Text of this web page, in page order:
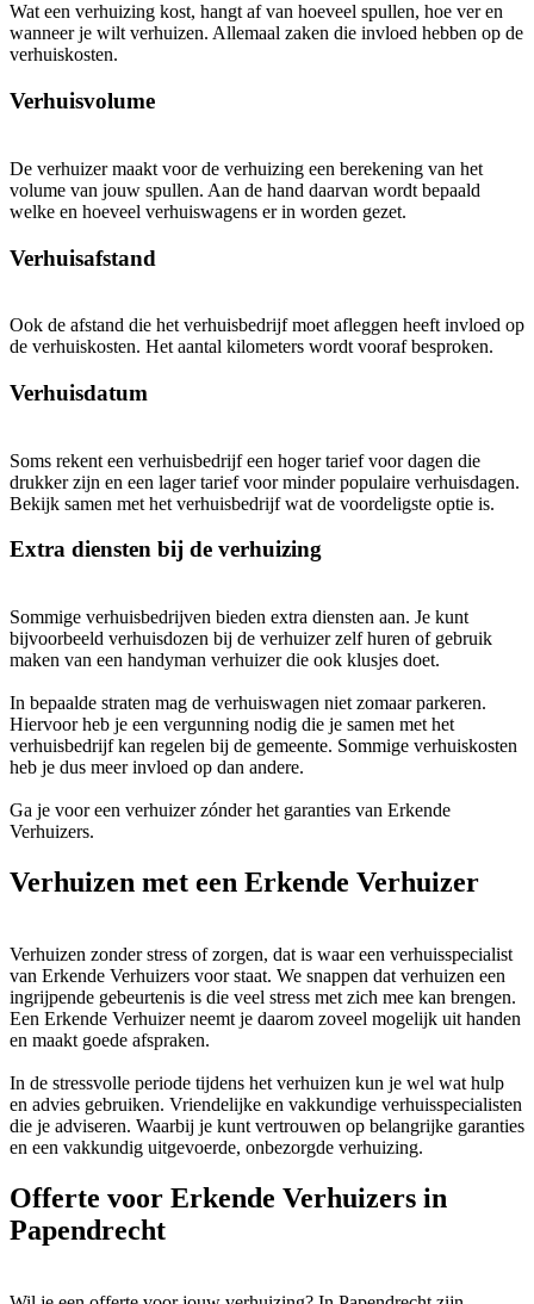
Wat een verhuizing kost, hangt af van hoeveel spullen, hoe ver en
wanneer je wilt verhuizen. Allemaal zaken die invloed hebben op de
verhuiskosten.
Verhuisvolume
De verhuizer maakt voor de verhuizing een berekening van het
volume van jouw spullen. Aan de hand daarvan wordt bepaald
welke en hoeveel verhuiswagens er in worden gezet.
Verhuisafstand
Ook de afstand die het verhuisbedrijf moet afleggen heeft invloed op
de verhuiskosten. Het aantal kilometers wordt vooraf besproken.
Verhuisdatum
Soms rekent een verhuisbedrijf een hoger tarief voor dagen die
drukker zijn en een lager tarief voor minder populaire verhuisdagen.
Bekijk samen met het verhuisbedrijf wat de voordeligste optie is.
Extra diensten bij de verhuizing
Sommige verhuisbedrijven bieden extra diensten aan. Je kunt
bijvoorbeeld verhuisdozen bij de verhuizer zelf huren of gebruik
maken van een handyman verhuizer die ook klusjes doet.
In bepaalde straten mag de verhuiswagen niet zomaar parkeren.
Hiervoor heb je een vergunning nodig die je samen met het
verhuisbedrijf kan regelen bij de gemeente. Sommige verhuiskosten
heb je dus meer invloed op dan andere.
Ga je voor een verhuizer zónder het garanties van Erkende
Verhuizers.
Verhuizen met een Erkende Verhuizer
Verhuizen zonder stress of zorgen, dat is waar een verhuisspecialist
van Erkende Verhuizers voor staat. We snappen dat verhuizen een
ingrijpende gebeurtenis is die veel stress met zich mee kan brengen.
Een Erkende Verhuizer neemt je daarom zoveel mogelijk uit handen
en maakt goede afspraken.
In de stressvolle periode tijdens het verhuizen kun je wel wat hulp
en advies gebruiken. Vriendelijke en vakkundige verhuisspecialisten
die je adviseren. Waarbij je kunt vertrouwen op belangrijke garanties
en een vakkundig uitgevoerde, onbezorgde verhuizing.
Offerte voor Erkende Verhuizers in
Papendrecht